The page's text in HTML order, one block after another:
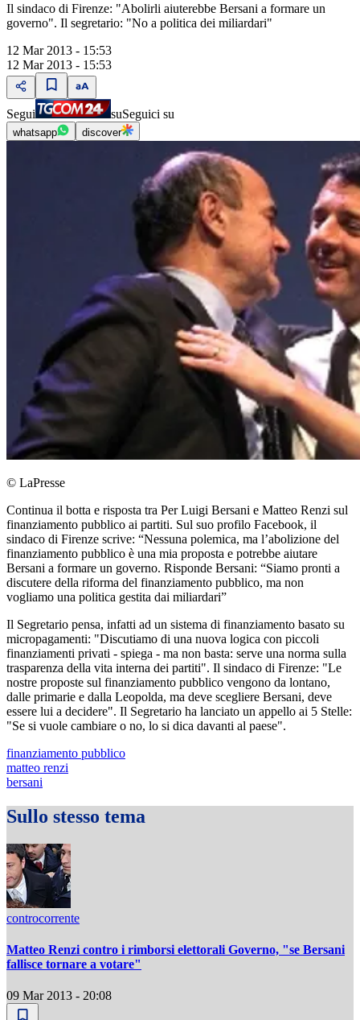
Il sindaco di Firenze: "Abolirli aiuterebbe Bersani a formare un
governo". Il segretario: "No a politica dei miliardari"
12 Mar 2013 - 15:53
12 Mar 2013 - 15:53
Segui suSeguici su
whatsapp discover
© LaPresse
Continua il botta e risposta tra Per Luigi Bersani e Matteo Renzi sul
finanziamento pubblico ai partiti. Sul suo profilo Facebook, il
sindaco di Firenze scrive: “Nessuna polemica, ma l’abolizione del
finanziamento pubblico è una mia proposta e potrebbe aiutare
Bersani a formare un governo. Risponde Bersani: “Siamo pronti a
discutere della riforma del finanziamento pubblico, ma non
vogliamo una politica gestita dai miliardari”
Il Segretario pensa, infatti ad un sistema di finanziamento basato su
micropagamenti: "Discutiamo di una nuova logica con piccoli
finanziamenti privati - spiega - ma non basta: serve una norma sulla
trasparenza della vita interna dei partiti". Il sindaco di Firenze: "Le
nostre proposte sul finanziamento pubblico vengono da lontano,
dalle primarie e dalla Leopolda, ma deve scegliere Bersani, deve
essere lui a decidere". Il Segretario ha lanciato un appello ai 5 Stelle:
"Se si vuole cambiare o no, lo si dica davanti al paese".
finanziamento pubblico
matteo renzi
bersani
Sullo stesso tema
controcorrente
Matteo Renzi contro i rimborsi elettorali Governo, "se Bersani
fallisce tornare a votare"
09 Mar 2013 - 20:08